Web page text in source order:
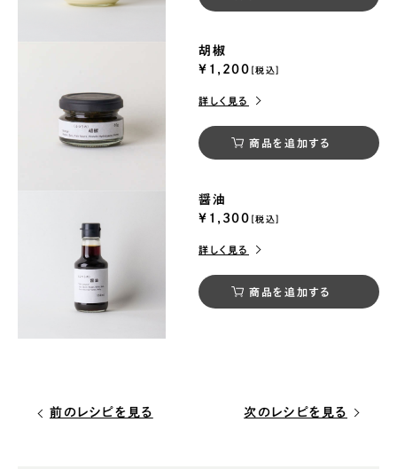
胡椒
¥1,200 [税込]
詳しく見る
商品を追加する
醤油
¥1,300 [税込]
詳しく見る
商品を追加する
前のレシピを見る 次のレシピを見る